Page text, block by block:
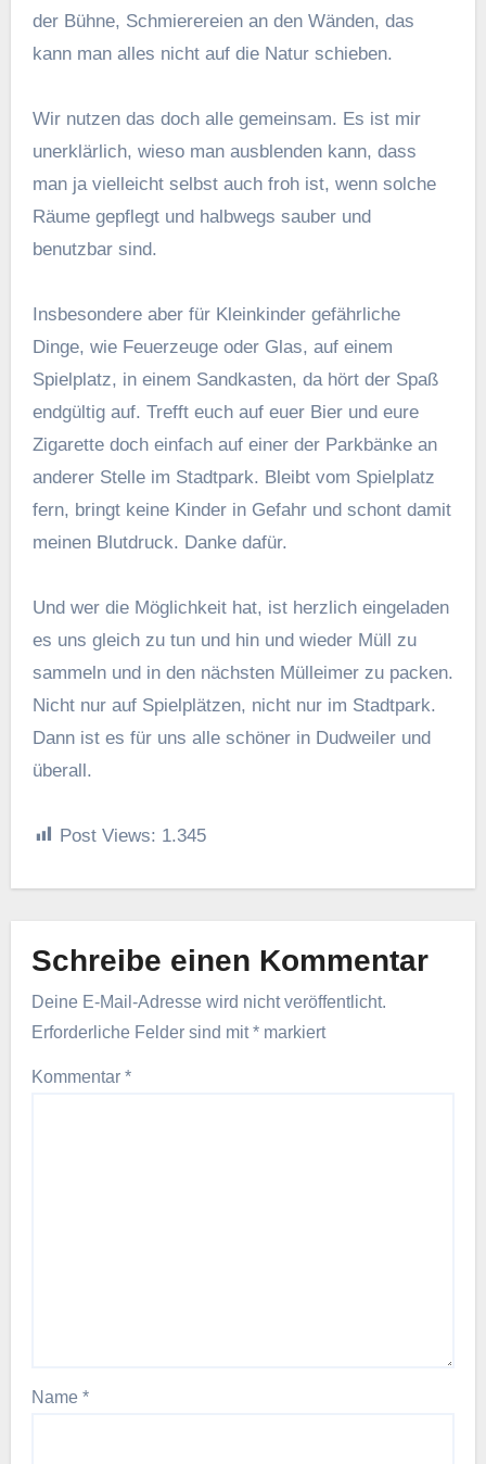
der Bühne, Schmierereien an den Wänden, das
kann man alles nicht auf die Natur schieben.
Wir nutzen das doch alle gemeinsam. Es ist mir
unerklärlich, wieso man ausblenden kann, dass
man ja vielleicht selbst auch froh ist, wenn solche
Räume gepflegt und halbwegs sauber und
benutzbar sind.
Insbesondere aber für Kleinkinder gefährliche
Dinge, wie Feuerzeuge oder Glas, auf einem
Spielplatz, in einem Sandkasten, da hört der Spaß
endgültig auf. Trefft euch auf euer Bier und eure
Zigarette doch einfach auf einer der Parkbänke an
anderer Stelle im Stadtpark. Bleibt vom Spielplatz
fern, bringt keine Kinder in Gefahr und schont damit
meinen Blutdruck. Danke dafür.
Und wer die Möglichkeit hat, ist herzlich eingeladen
es uns gleich zu tun und hin und wieder Müll zu
sammeln und in den nächsten Mülleimer zu packen.
Nicht nur auf Spielplätzen, nicht nur im Stadtpark.
Dann ist es für uns alle schöner in Dudweiler und
überall.
Post Views: 1.345
Schreibe einen Kommentar
Deine E-Mail-Adresse wird nicht veröffentlicht.
Erforderliche Felder sind mit*markiert
Kommentar *
Name *